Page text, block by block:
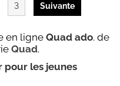
3 Suivante
en ligne Quad ado. de
Quad.
pour les jeunes